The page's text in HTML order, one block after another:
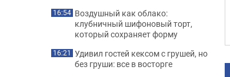
16:54 Воздушный как облако:
клубничный шифоновый торт,
который сохраняет форму
16:21 Удивил гостей кексом с грушей, но
без груши: все в восторге